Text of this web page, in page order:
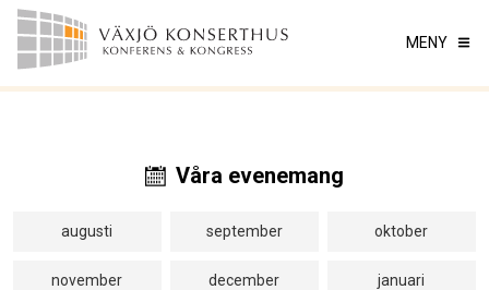
MENY
Våra evenemang
augusti september oktober
november december januari